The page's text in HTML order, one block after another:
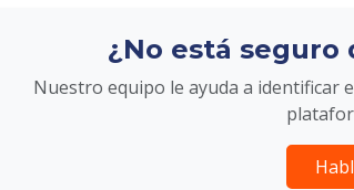
¿No está seguro
Nuestro equipo le ayuda a identificar